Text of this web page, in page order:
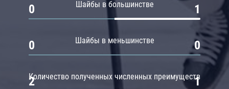
Шайбы в большинстве
0 1
Шайбы в меньшинстве
0 0
Количество полученных численных преимуществ
2 1